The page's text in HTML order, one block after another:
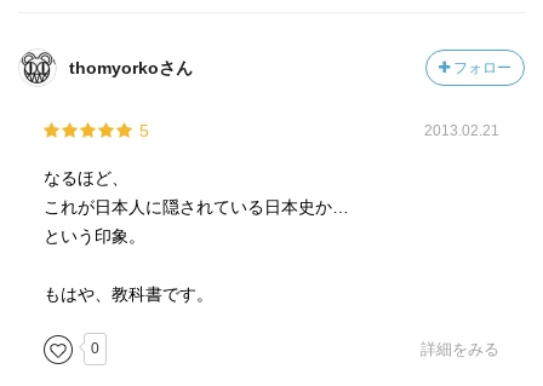
thomyorkoさん フォロー
5 2013.02.21
なるほど、
これが日本人に隠されている日本史か…
という印象。
もはや、教科書です。
0 詳細をみる